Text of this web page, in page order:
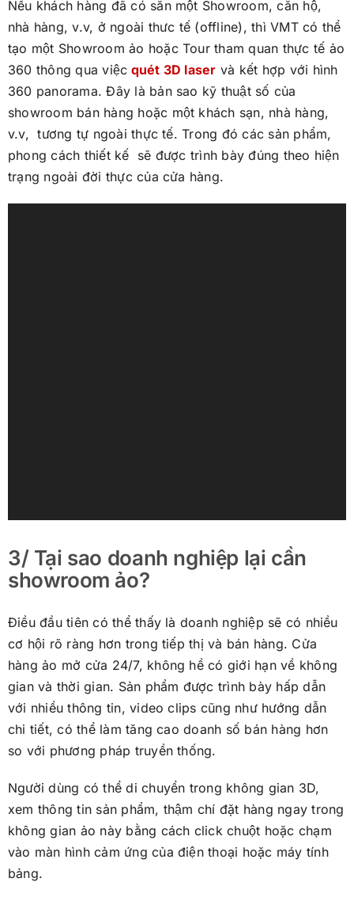
Nếu khách hàng đã có sẵn một Showroom, căn hộ,
nhà hàng, v.v, ở ngoài thưc tế (offline), thì VMT có thể
tạo một Showroom ảo hoặc Tour tham quan thực tế ảo
360 thông qua việc quét 3D laser và kết hợp với hình
360 panorama. Đây là bản sao kỹ thuật số của
showroom bán hàng hoặc một khách sạn, nhà hàng,
v.v, tương tự ngoài thực tế. Trong đó các sản phẩm,
phong cách thiết kế sẽ được trình bày đúng theo hiện
trạng ngoài đời thực của cửa hàng.
3/ Tại sao doanh nghiệp lại cần
showroom ảo?
Điều đầu tiên có thể thấy là doanh nghiệp sẽ có nhiều
cơ hội rõ ràng hơn trong tiếp thị và bán hàng. Cửa
hàng ảo mở cửa 24/7, không hề có giới hạn về không
gian và thời gian. Sản phẩm được trình bày hấp dẫn
với nhiều thông tin, video clips cũng như hướng dẫn
chi tiết, có thể làm tăng cao doanh số bán hàng hơn
so với phương pháp truyền thống.
Người dùng có thể di chuyển trong không gian 3D,
xem thông tin sản phẩm, thậm chí đặt hàng ngay trong
không gian ảo này bằng cách click chuột hoặc chạm
vào màn hình cảm ứng của điện thoại hoặc máy tính
bảng.